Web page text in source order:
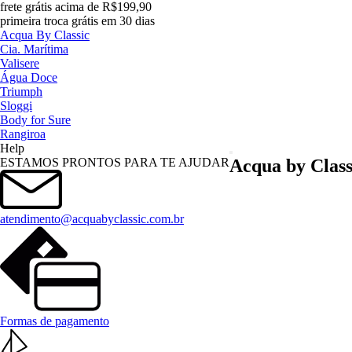
frete grátis acima de R$199,90
primeira troca grátis em 30 dias
Acqua By Classic
Cia. Marítima
Valisere
Água Doce
Triumph
Sloggi
Body for Sure
Rangiroa
Help
ESTAMOS PRONTOS PARA TE AJUDAR
atendimento@acquabyclassic.com.br
Formas de pagamento
Menu
Acqua by